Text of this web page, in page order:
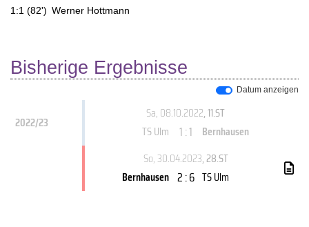
1:1 (82') Werner Hottmann
Bisherige Ergebnisse
Datum anzeigen
2022/23
Sa, 08.10.2022, 11.ST
TS Ulm
1 : 1
Bernhausen
So, 30.04.2023, 28.ST
Bernhausen 2 : 6 TS Ulm